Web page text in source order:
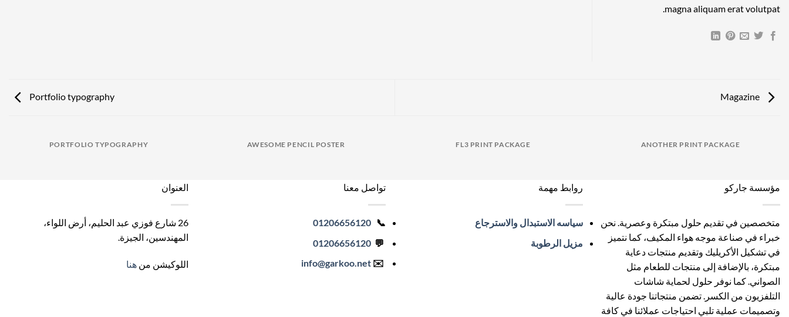
magna aliquam erat volutpat.
Portfolio typography
ANOTHER PRINT PACKAGE
FL3 PRINT PACKAGE
AWESOME PENCIL POSTER
PORTFOLIO TYPOGRAPHY
مؤسسة جاركو
متخصصين في تقديم حلول مبتكرة وعصرية. نحن
خبراء في صناعة موجه هواء المكيف، كما نتميز
في تشكيل الأكريليك وتقديم منتجات دعاية
مبتكرة، بالإضافة إلى منتجات للطعام مثل
الصواني. كما نوفر حلول لحماية شاشات
التلفزيون من الكسر. تضمن منتجاتنا جودة عالية
وتصميمات عملية تلبي احتياجات عملائنا في كافة
روابط مهمة
سياسه الاستبدال والاسترجاع
مزيل الرطوبة
تواصل معنا
📞
01206656120
💬
01206656120
✉️
info@garkoo.net
العنوان
26 شارع فوزي عبد الحليم، أرض اللواء،
المهندسين، الجيزة.
اللوكيشن من هنا